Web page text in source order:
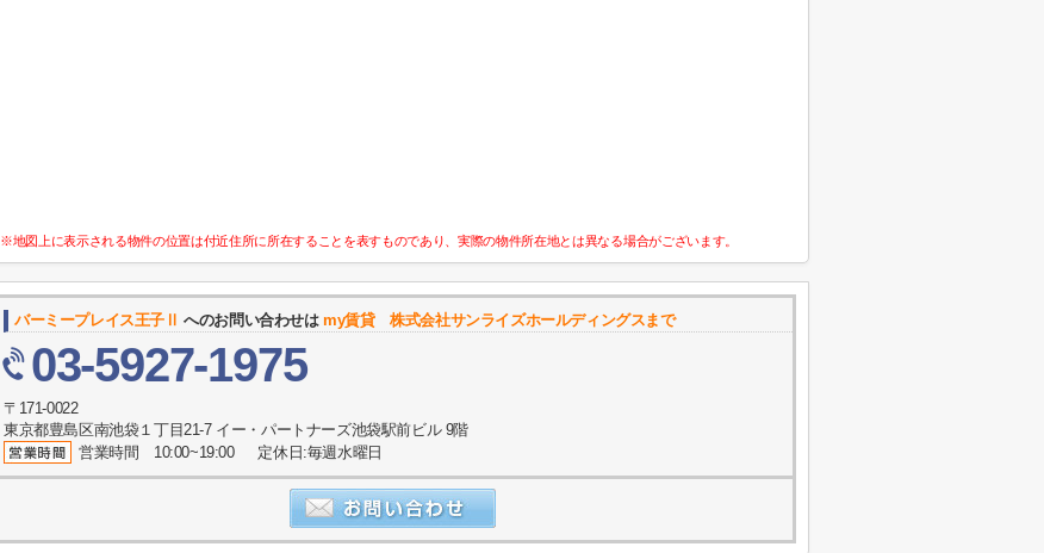
※地図上に表示される物件の位置は付近住所に所在することを表すものであり、実際の物件所在地とは異なる場合がございます。
バーミープレイス王子Ⅱ へのお問い合わせはmy賃貸 株式会社サンライズホールディングスまで
03-5927-1975
〒171-0022
東京都豊島区南池袋１丁目21-7 イー・パートナーズ池袋駅前ビル 9階
営業時間 10:00~19:00 定休日:毎週水曜日